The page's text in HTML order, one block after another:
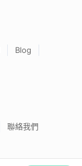
Blog
聯絡我們